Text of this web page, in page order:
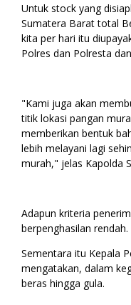
Untuk stock yang
Sumatera Barat total
kita per hari itu
Polres dan Polresta
"Kami juga akan
titik lokasi pangan
memberikan bentuk
lebih melayani lagi
murah," jelas Kapolda
Adapun kriteria
berpenghasilan rendah.
Sementara itu Kepala
mengatakan, dalam
beras hingga gula.